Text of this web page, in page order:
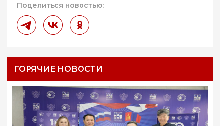
Поделиться новостью:
ГОРЯЧИЕ НОВОСТИ